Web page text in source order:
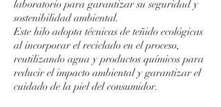
laboratorio para garantizar su seguridad y
sostenibilidad ambiental.
Este hilo adopta técnicas de teñido ecológicas
al incorporar el reciclado en el proceso,
reutilizando agua y productos químicos para
reducir el impacto ambiental y garantizar el
cuidado de la piel del consumidor.